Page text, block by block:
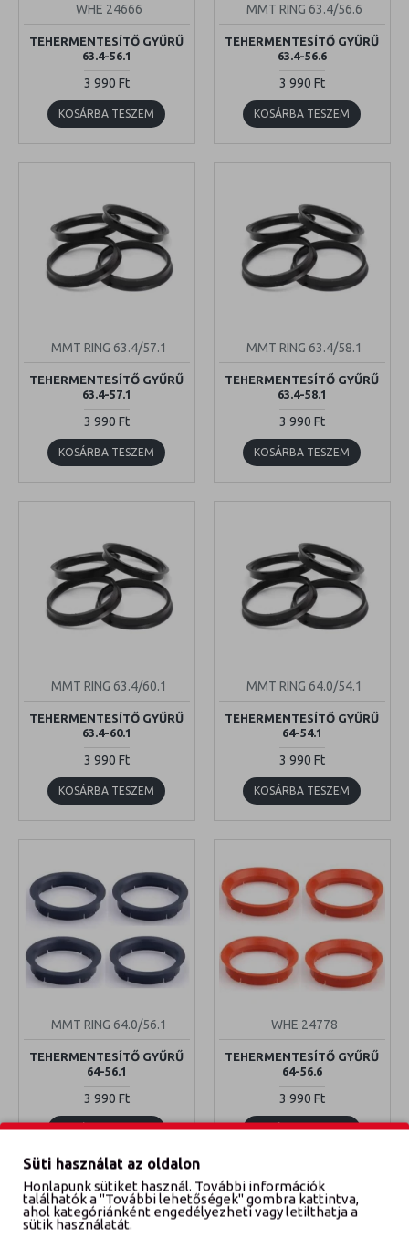
WHE 24666
TEHERMENTESÍTŐ GYŰRŰ
63.4-56.1
3 990 Ft
KOSÁRBA TESZEM
MMT RING 63.4/56.6
TEHERMENTESÍTŐ GYŰRŰ
63.4-56.6
3 990 Ft
KOSÁRBA TESZEM
MMT RING 63.4/57.1
TEHERMENTESÍTŐ GYŰRŰ
63.4-57.1
3 990 Ft
KOSÁRBA TESZEM
MMT RING 63.4/58.1
TEHERMENTESÍTŐ GYŰRŰ
63.4-58.1
3 990 Ft
KOSÁRBA TESZEM
MMT RING 63.4/60.1
TEHERMENTESÍTŐ GYŰRŰ
63.4-60.1
3 990 Ft
KOSÁRBA TESZEM
MMT RING 64.0/54.1
TEHERMENTESÍTŐ GYŰRŰ
64-54.1
3 990 Ft
KOSÁRBA TESZEM
MMT RING 64.0/56.1
TEHERMENTESÍTŐ GYŰRŰ
64-56.1
3 990 Ft
KOSÁRBA TESZEM
WHE 24778
TEHERMENTESÍTŐ GYŰRŰ
64-56.6
3 990 Ft
KOSÁRBA TESZEM
Süti használat az oldalon
Honlapunk sütiket használ. További információk
találhatók a "További lehetőségek" gombra kattintva,
ahol kategóriánként engedélyezheti vagy letilthatja a
sütik használatát.